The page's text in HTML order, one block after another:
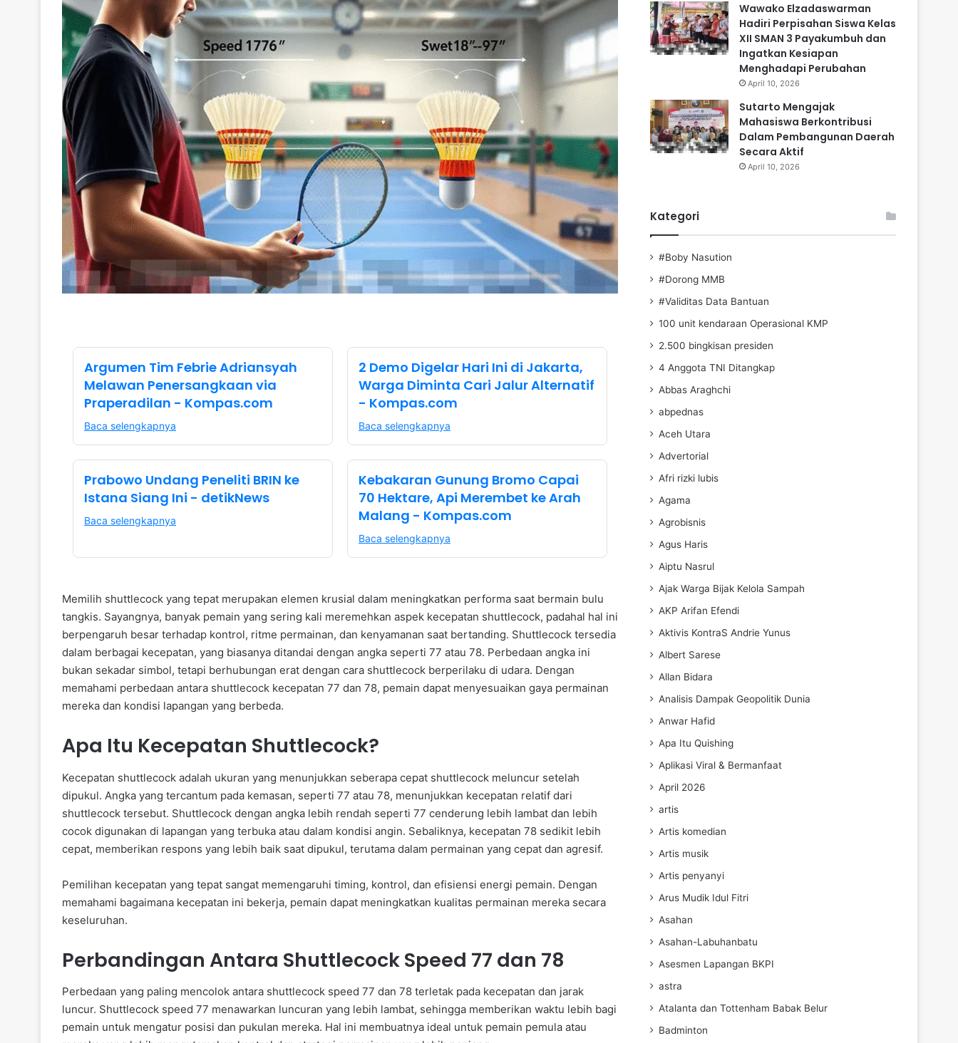
Argumen Tim Febrie Adriansyah
Melawan Penersangkaan via
Praperadilan - Kompas.com
Baca selengkapnya
2 Demo Digelar Hari Ini di Jakarta,
Warga Diminta Cari Jalur Alternatif
- Kompas.com
Baca selengkapnya
Prabowo Undang Peneliti BRIN ke
Istana Siang Ini - detikNews
Baca selengkapnya
Kebakaran Gunung Bromo Capai
70 Hektare, Api Merembet ke Arah
Malang - Kompas.com
Baca selengkapnya
Memilih shuttlecock yang tepat merupakan elemen krusial dalam meningkatkan performa saat bermain bulu
tangkis. Sayangnya, banyak pemain yang sering kali meremehkan aspek kecepatan shuttlecock, padahal hal ini
berpengaruh besar terhadap kontrol, ritme permainan, dan kenyamanan saat bertanding. Shuttlecock tersedia
dalam berbagai kecepatan, yang biasanya ditandai dengan angka seperti 77 atau 78. Perbedaan angka ini
bukan sekadar simbol, tetapi berhubungan erat dengan cara shuttlecock berperilaku di udara. Dengan
memahami perbedaan antara shuttlecock kecepatan 77 dan 78, pemain dapat menyesuaikan gaya permainan
mereka dan kondisi lapangan yang berbeda.
Apa Itu Kecepatan Shuttlecock?
Kecepatan shuttlecock adalah ukuran yang menunjukkan seberapa cepat shuttlecock meluncur setelah
dipukul. Angka yang tercantum pada kemasan, seperti 77 atau 78, menunjukkan kecepatan relatif dari
shuttlecock tersebut. Shuttlecock dengan angka lebih rendah seperti 77 cenderung lebih lambat dan lebih
cocok digunakan di lapangan yang terbuka atau dalam kondisi angin. Sebaliknya, kecepatan 78 sedikit lebih
cepat, memberikan respons yang lebih baik saat dipukul, terutama dalam permainan yang cepat dan agresif.
Pemilihan kecepatan yang tepat sangat memengaruhi timing, kontrol, dan efisiensi energi pemain. Dengan
memahami bagaimana kecepatan ini bekerja, pemain dapat meningkatkan kualitas permainan mereka secara
keseluruhan.
Perbandingan Antara Shuttlecock Speed 77 dan 78
Perbedaan yang paling mencolok antara shuttlecock speed 77 dan 78 terletak pada kecepatan dan jarak
luncur. Shuttlecock speed 77 menawarkan luncuran yang lebih lambat, sehingga memberikan waktu lebih bagi
pemain untuk mengatur posisi dan pukulan mereka. Hal ini membuatnya ideal untuk pemain pemula atau
Wawako Elzadaswarman
Hadiri Perpisahan Siswa Kelas
XII SMAN 3 Payakumbuh dan
Ingatkan Kesiapan
Menghadapi Perubahan
April 10, 2026
Sutarto Mengajak
Mahasiswa Berkontribusi
Dalam Pembangunan Daerah
Secara Aktif
April 10, 2026
Kategori
#Boby Nasution
#Dorong MMB
#Validitas Data Bantuan
100 unit kendaraan Operasional KMP
2.500 bingkisan presiden
4 Anggota TNI Ditangkap
Abbas Araghchi
abpednas
Aceh Utara
Advertorial
Afri rizki lubis
Agama
Agrobisnis
Agus Haris
Aiptu Nasrul
Ajak Warga Bijak Kelola Sampah
AKP Arifan Efendi
Aktivis KontraS Andrie Yunus
Albert Sarese
Allan Bidara
Analisis Dampak Geopolitik Dunia
Anwar Hafid
Apa Itu Quishing
Aplikasi Viral & Bermanfaat
April 2026
artis
Artis komedian
Artis musik
Artis penyanyi
Arus Mudik Idul Fitri
Asahan
Asahan-Labuhanbatu
Asesmen Lapangan BKPI
astra
Atalanta dan Tottenham Babak Belur
Badminton